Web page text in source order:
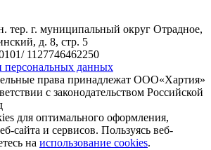
тер. г. муниципальный округ Отрадное,
д. 8, стр. 5
1127746462250
персональных данных
права принадлежат ООО«Хартия»
с законодательством Российской
для оптимального оформления,
сайта и сервисов. Пользуясь веб-
на использование cookies.